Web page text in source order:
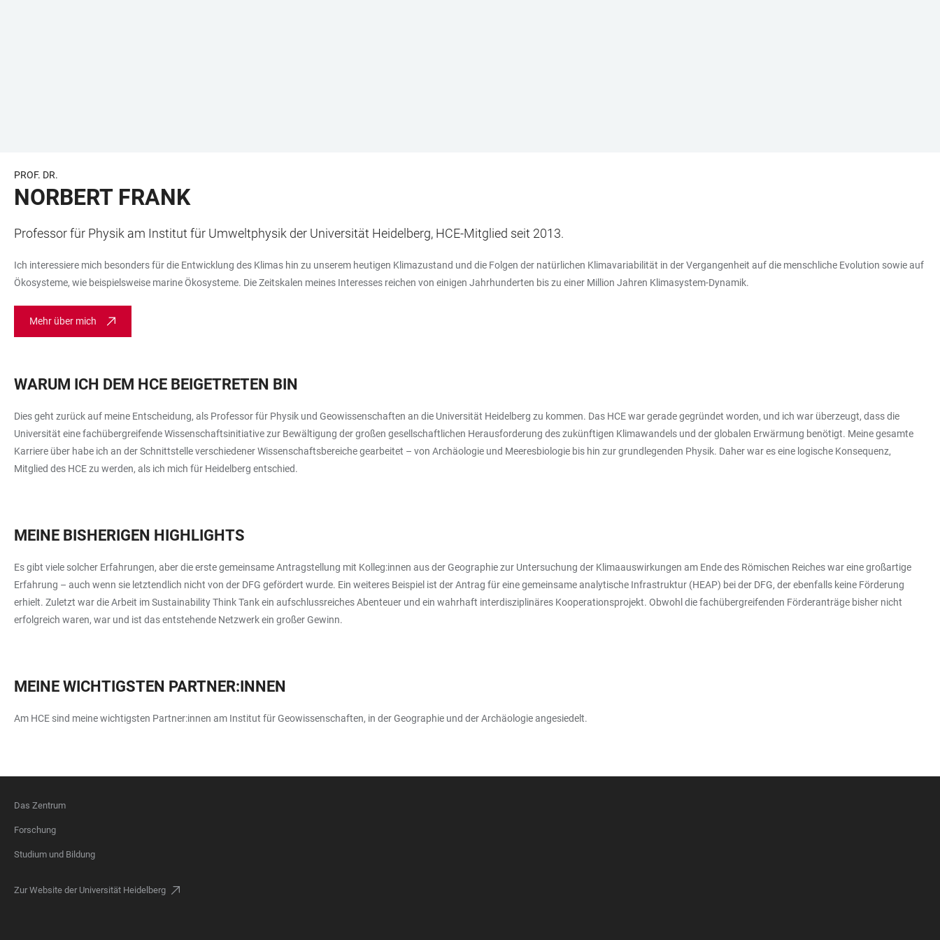
PROF. DR.
NORBERT FRANK
Professor für Physik am Institut für Umweltphysik der Universität Heidelberg, HCE-Mitglied seit 2013.
Ich interessiere mich besonders für die Entwicklung des Klimas hin zu unserem heutigen Klimazustand und die Folgen der natürlichen Klimavariabilität in der Vergangenheit auf die menschliche Evolution sowie auf
Ökosysteme, wie beispielsweise marine Ökosysteme. Die Zeitskalen meines Interesses reichen von einigen Jahrhunderten bis zu einer Million Jahren Klimasystem-Dynamik.
Mehr über mich
WARUM ICH DEM HCE BEIGETRETEN BIN
Dies geht zurück auf meine Entscheidung, als Professor für Physik und Geowissenschaften an die Universität Heidelberg zu kommen. Das HCE war gerade gegründet worden, und ich war überzeugt, dass die
Universität eine fachübergreifende Wissenschaftsinitiative zur Bewältigung der großen gesellschaftlichen Herausforderung des zukünftigen Klimawandels und der globalen Erwärmung benötigt. Meine gesamte
Karriere über habe ich an der Schnittstelle verschiedener Wissenschaftsbereiche gearbeitet – von Archäologie und Meeresbiologie bis hin zur grundlegenden Physik. Daher war es eine logische Konsequenz,
Mitglied des HCE zu werden, als ich mich für Heidelberg entschied.
MEINE BISHERIGEN HIGHLIGHTS
Es gibt viele solcher Erfahrungen, aber die erste gemeinsame Antragstellung mit Kolleg:innen aus der Geographie zur Untersuchung der Klimaauswirkungen am Ende des Römischen Reiches war eine großartige
Erfahrung – auch wenn sie letztendlich nicht von der DFG gefördert wurde. Ein weiteres Beispiel ist der Antrag für eine gemeinsame analytische Infrastruktur (HEAP) bei der DFG, der ebenfalls keine Förderung
erhielt. Zuletzt war die Arbeit im Sustainability Think Tank ein aufschlussreiches Abenteuer und ein wahrhaft interdisziplinäres Kooperationsprojekt. Obwohl die fachübergreifenden Förderanträge bisher nicht
erfolgreich waren, war und ist das entstehende Netzwerk ein großer Gewinn.
MEINE WICHTIGSTEN PARTNER:INNEN
Am HCE sind meine wichtigsten Partner:innen am Institut für Geowissenschaften, in der Geographie und der Archäologie angesiedelt.
FOOTER
Das Zentrum
Forschung
Studium und Bildung
Zur Website der Universität Heidelberg